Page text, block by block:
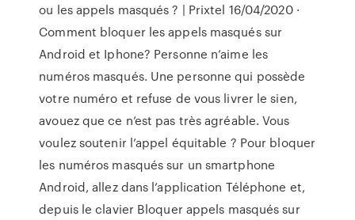
ou les appels masqués ? | Prixtel 16/04/2020 ·
Comment bloquer les appels masqués sur
Android et Iphone? Personne n’aime les
numéros masqués. Une personne qui possède
votre numéro et refuse de vous livrer le sien,
avouez que ce n’est pas très agréable. Vous
voulez soutenir l’appel équitable ? Pour bloquer
les numéros masqués sur un smartphone
Android, allez dans l’application Téléphone et,
depuis le clavier Bloquer appels masqués sur